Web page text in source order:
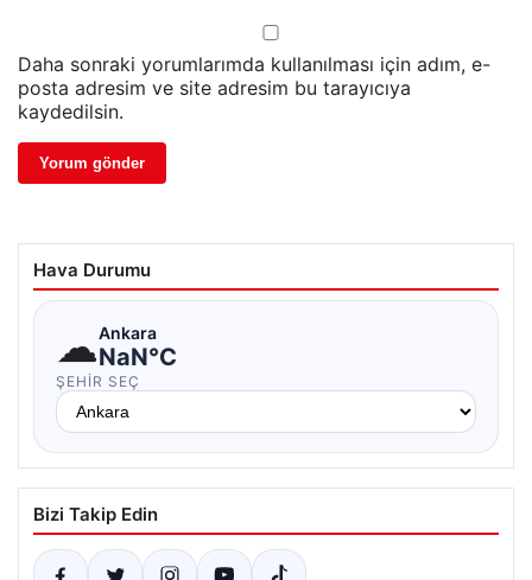
Daha sonraki yorumlarımda kullanılması için adım, e-
posta adresim ve site adresim bu tarayıcıya
kaydedilsin.
Hava Durumu
☁Ankara
NaN°C
ŞEHIR SEÇ
Bizi Takip Edin